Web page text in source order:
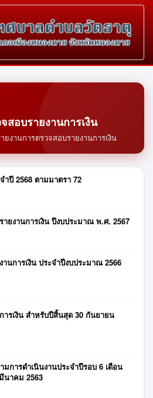
สอบรายงานการเงิน
งานการตรวจสอบรายงานการเงิน
ำปี 2568 ตามมาตรา 72
ายงานการเงิน ปีงบประมาณ พ.ศ. 2567
นการเงิน ประจำปีงบประมาณ 2566
ารเงิน สำหรับปีสิ้นสุด 30 กันยายน
มการดำเนินงานประจำปีรอบ 6 เดือน
นาคม 2563